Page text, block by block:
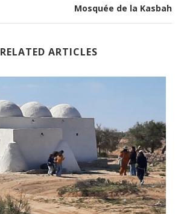
Mosquée de la Kasbah
RELATED ARTICLES